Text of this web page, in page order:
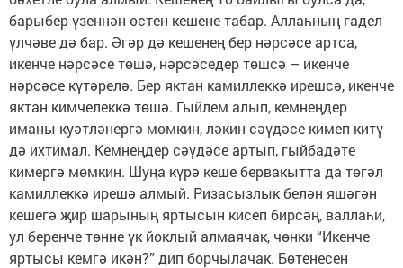
барыбер үзеннән өстен кешене табар. Аллаһның гадел
үлчәве дә бар. Әгәр дә кешенең бер нәрсәсе артса,
икенче нәрсәсе төшә, нәрсәседер төшсә – икенче
нәрсәсе күтәрелә. Бер яктан камиллеккә ирешсә, икенче
яктан кимчелеккә төшә. Гыйлем алып, кемнеңдер
иманы куәтләнергә мөмкин, ләкин сәүдәсе кимеп китү
дә ихтимал. Кемнеңдер сәүдәсе артып, гыйбадәте
кимергә мөмкин. Шуңа күрә кеше бервакытта да төгәл
камиллеккә ирешә алмый. Ризасызлык белән яшәгән
кешегә җир шарының яртысын кисеп бирсәң, валлаһи,
ул беренче төнне үк йоклый алмаячак, чөнки “Икенче
яртысы кемгә икән?” дип борчылачак. Бөтенесен